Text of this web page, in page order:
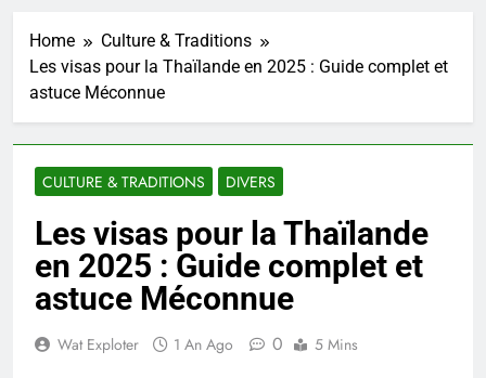
Home
Culture & Traditions
Les visas pour la Thaïlande en 2025 : Guide complet et
astuce Méconnue
CULTURE & TRADITIONS DIVERS
Les visas pour la Thaïlande
en 2025 : Guide complet et
astuce Méconnue
Wat Exploter 1 An Ago 0 5 Mins